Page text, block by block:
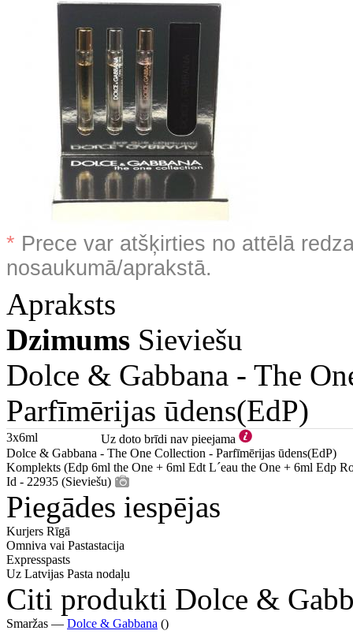
* Prece var atšķirties no attēlā
nosaukumā/aprakstā.
Apraksts
Dzimums Sieviešu
Dolce & Gabbana - The
Parfīmērijas ūdens(EdP)
3x6ml
Uz doto brīdi nav pieejama
Dolce & Gabbana - The One Collection - Parfīmērijas ūdens(EdP)
Komplekts (Edp 6ml the One + 6ml Edt L´eau the One + 6ml Edp
Id - 22935 (Sieviešu)
Piegādes iespējas
Kurjers Rīgā
Omniva vai Pastastacija
Expresspasts
Uz Latvijas Pasta nodaļu
Citi produkti Dolce &
Smaržas — Dolce & Gabbana ()